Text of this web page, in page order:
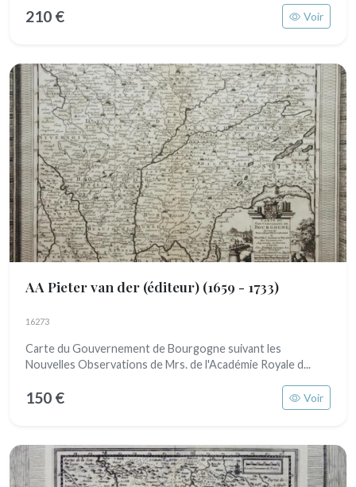
210 € Voir
AA Pieter van der (éditeur) (1659 - 1733)
16273
Carte du Gouvernement de Bourgogne suivant les
Nouvelles Observations de Mrs. de l'Académie Royale d...
150 € Voir